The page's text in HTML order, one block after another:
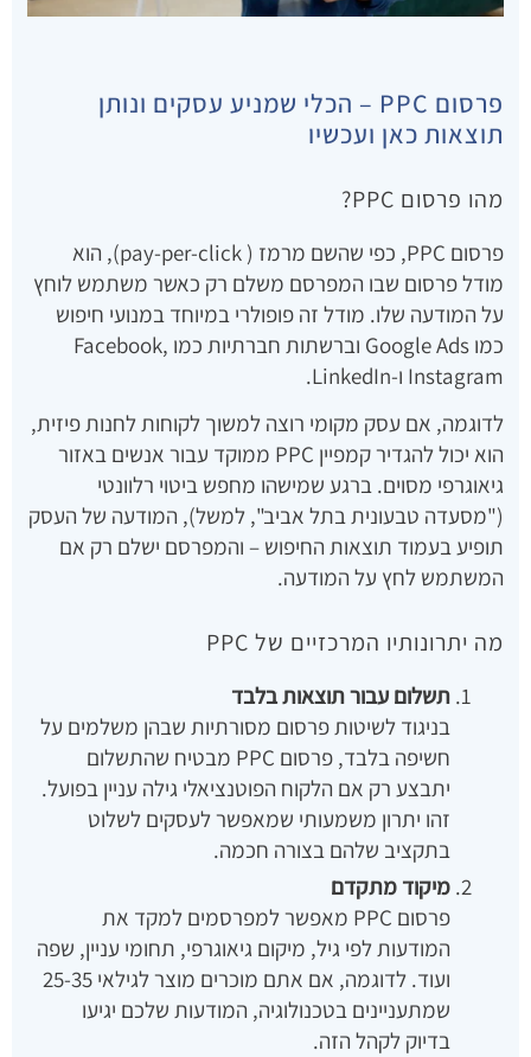
פרסום PPC – הכלי שמניע עסקים ונותן
תוצאות כאן ועכשיו
מהו פרסום PPC?
פרסום PPC, כפי שהשם מרמז ( pay-per-click), הוא
מודל פרסום שבו המפרסם משלם רק כאשר משתמש לוחץ
על המודעה שלו. מודל זה פופולרי במיוחד במנועי חיפוש
כמו Google Ads וברשתות חברתיות כמו Facebook,
Instagram ו-LinkedIn.
לדוגמה, אם עסק מקומי רוצה למשוך לקוחות לחנות פיזית,
הוא יכול להגדיר קמפיין PPC ממוקד עבור אנשים באזור
גיאוגרפי מסוים. ברגע שמישהו מחפש ביטוי רלוונטי
("מסעדה טבעונית בתל אביב", למשל), המודעה של העסק
תופיע בעמוד תוצאות החיפוש – והמפרסם ישלם רק אם
המשתמש לחץ על המודעה.
מה יתרונותיו המרכזיים של PPC
תשלום עבור תוצאות בלבד
בניגוד לשיטות פרסום מסורתיות שבהן משלמים על
חשיפה בלבד, פרסום PPC מבטיח שהתשלום
יתבצע רק אם הלקוח הפוטנציאלי גילה עניין בפועל.
זהו יתרון משמעותי שמאפשר לעסקים לשלוט
בתקציב שלהם בצורה חכמה.
מיקוד מתקדם
פרסום PPC מאפשר למפרסמים למקד את
המודעות לפי גיל, מיקום גיאוגרפי, תחומי עניין, שפה
ועוד. לדוגמה, אם אתם מוכרים מוצר לגילאי 25-35
שמתעניינים בטכנולוגיה, המודעות שלכם יגיעו
בדיוק לקהל הזה.